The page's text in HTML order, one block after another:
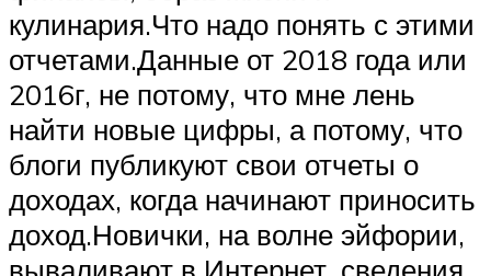
кулинария.Что надо понять с этими
отчетами.Данные от 2018 года или
2016г, не потому, что мне лень
найти новые цифры, а потому, что
блоги публикуют свои отчеты о
доходах, когда начинают приносить
доход.Новички, на волне эйфории,